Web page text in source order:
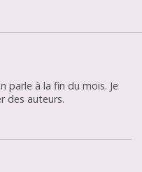
parle à la fin du mois. Je
des auteurs.